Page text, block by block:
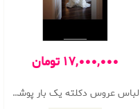
17,000,000 تومان
لباس عروس دکلته یک بار پوشیده شده در حد نو و برند پرونویا خریداری شده از لندن